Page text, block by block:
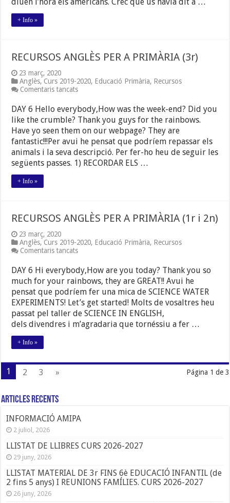
diuen l’hora els americans. Crec que us havia dit a …
+ Info »
RECURSOS ANGLÈS PER A PRIMÀRIA (3r)
23 març, 2020
Anglès, Curs 2019-2020, Educació Primària, Recursos
Comentaris tancatsa
ANGLÈS
PER
A
PRIMÀRIA
(3r)
DAY 6 Hello everybody,How was the week-end? Did you
like the crumble? Thank you guys for the rainbows.
Have yo seen them on our webpage? They are
fantastic!!!Per avui he pensat que podríem repassar els
animals i la seva descripció. Per fer-ho heu de seguir les
següents passes. 1) RECORDAR ELS …
+ Info »
RECURSOS ANGLÈS PER A PRIMÀRIA (1r i 2n)
23 març, 2020
Anglès, Curs 2019-2020, Educació Primària, Recursos
Comentaris tancatsa
ANGLÈS
PER
A
PRIMÀRIA
(1r
i
2n)
DAY 6 Hi everybody,How are you today? Thank you so
much for your rainbows, they are GREAT!! Avui he
pensat que podríem fer una mica de SCIENCE WATER
EXPERIMENTS! Let’s get started! Molts de vosaltres heu
passat pel taller de SCIENCE IN ENGLISH,
dels divendres i m’agradaria que tornéssiu a fer …
+ Info »
Página 1 de 3
1 2 3 »
Articles Recents
INFORMACIÓ AMIPA
2 juliol, 2026
LLISTAT DE LLIBRES CURS 2026-2027
29 juny, 2026
LLISTAT MATERIAL DE 3r FINS 6è EDUCACIÓ INFANTIL (de
2 fins 5 anys) I REUNIONS FAMÍLIES. CURS 2026-2027
26 juny, 2026